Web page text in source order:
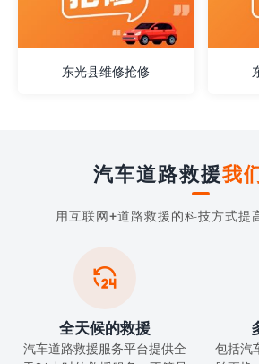
东光县维修抢修
汽车道路救援我
用互联网+道路救援的科技方式提

全天候的救援
汽车道路救援服务平台提供全
包括汽